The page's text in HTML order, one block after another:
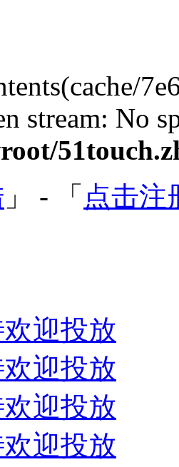
stream: No
」 - 「 点击注
迎投放
迎投放
迎投放
迎投放